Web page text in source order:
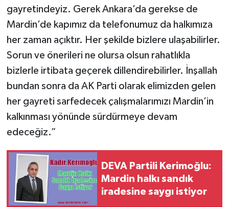
gayretindeyiz. Gerek Ankara’da gerekse de
Mardin’de kapımız da telefonumuz da halkımıza
her zaman açıktır. Her şekilde bizlere ulaşabilirler.
Sorun ve önerileri ne olursa olsun rahatlıkla
bizlerle irtibata geçerek dillendirebilirler. İnşallah
bundan sonra da AK Parti olarak elimizden gelen
her gayreti sarfedecek çalışmalarımızı Mardin’in
kalkınması yönünde sürdürmeye devam
edeceğiz.”
DEVA Partili Kerimoğlu:
Mardin halkı sandık
iradesine saygı istiyor